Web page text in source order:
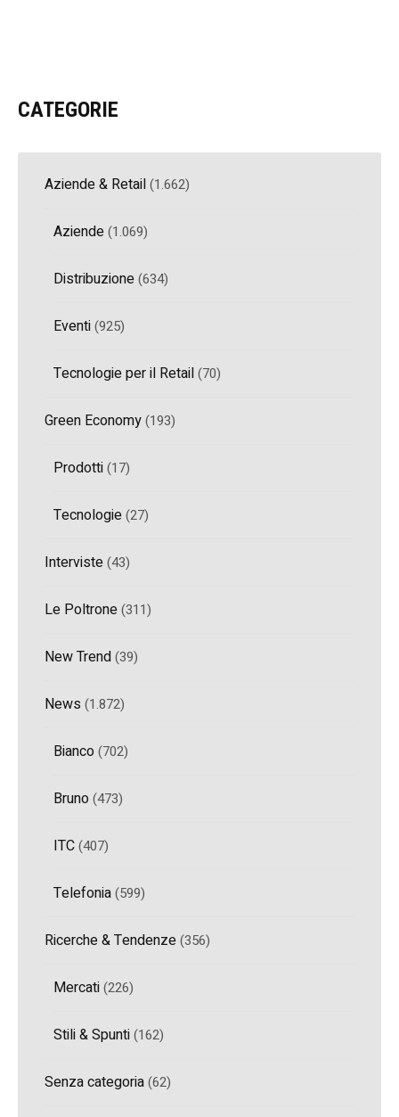
CATEGORIE
Aziende & Retail(1.662)
Aziende(1.069)
Distribuzione(634)
Eventi(925)
Tecnologie per il Retail(70)
Green Economy(193)
Prodotti(17)
Tecnologie(27)
Interviste(43)
Le Poltrone(311)
New Trend(39)
News (1.872)
Bianco(702)
Bruno(473)
ITC(407)
Telefonia(599)
Ricerche & Tendenze(356)
Mercati(226)
Stili & Spunti(162)
Senza categoria(62)